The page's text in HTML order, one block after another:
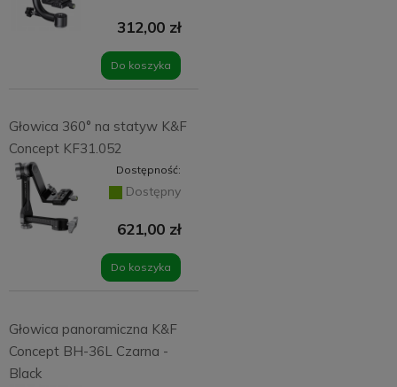
312,00 zł
Do koszyka
Głowica 360° na statyw K&F
Concept KF31.052
Dostępność:
Dostępny
621,00 zł
Do koszyka
Głowica panoramiczna K&F
Concept BH-36L Czarna -
Black